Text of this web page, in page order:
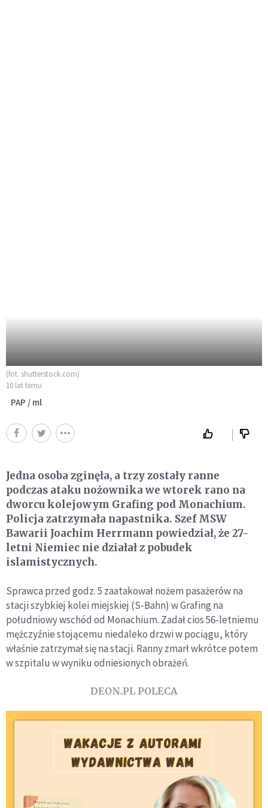
(fot. shutterstock.com)
10 lat temu
PAP / ml
Jedna osoba zginęła, a trzy zostały ranne
podczas ataku nożownika we wtorek rano na
dworcu kolejowym Grafing pod Monachium.
Policja zatrzymała napastnika. Szef MSW
Bawarii Joachim Herrmann powiedział, że 27-
letni Niemiec nie działał z pobudek
islamistycznych.
Sprawca przed godz. 5 zaatakował nożem pasażerów na
stacji szybkiej kolei miejskiej (S-Bahn) w Grafing na
południowy wschód od Monachium. Zadał cios 56-letniemu
mężczyźnie stojącemu niedaleko drzwi w pociągu, który
właśnie zatrzymał się na stacji. Ranny zmarł wkrótce potem
w szpitalu w wyniku odniesionych obrażeń.
DEON.PL POLECA